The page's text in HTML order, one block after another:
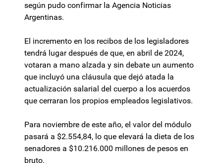
según pudo confirmar la Agencia Noticias
Argentinas.
El incremento en los recibos de los legisladores
tendrá lugar después de que, en abril de 2024,
votaran a mano alzada y sin debate un aumento
que incluyó una cláusula que dejó atada la
actualización salarial del cuerpo a los acuerdos
que cerraran los propios empleados legislativos.
Para noviembre de este año, el valor del módulo
pasará a $2.554,84, lo que elevará la dieta de los
senadores a $10.216.000 millones de pesos en
bruto.